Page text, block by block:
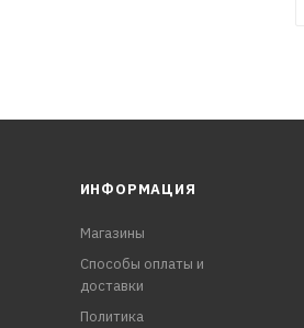
ИНФОРМАЦИЯ
Магазины
Способы оплаты и
доставки
Политика